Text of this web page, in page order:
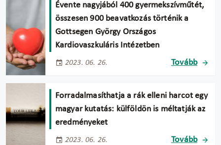
Évente nagyjából 400 gyermekszívműtét,
összesen 900 beavatkozás történik a
Gottsegen György Országos
Kardiovaszkuláris Intézetben
2023. 06. 26. Tovább
Forradalmasíthatja a rák elleni harcot egy
magyar kutatás: külföldön is méltatják az
eredményeket
2023. 06. 26. Tovább